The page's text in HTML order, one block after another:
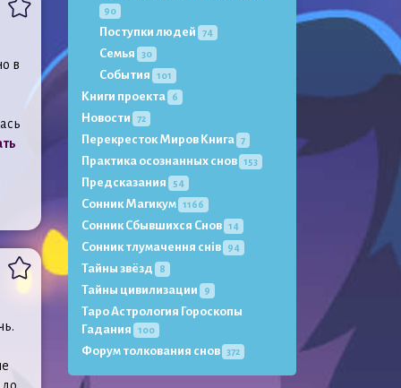
в
90
Поступки людей 74
Семья 30
События 101
Книги проекта 6
Новости 72
Перекресток Миров Книга 7
Практика осознанных снов 153
Предсказания 54
Сонник Магикум 1166
Сонник Сбывшихся Снов 14
Сонник тлумачення снів 94
Тайны звёзд 8
Тайны цивилизации 9
Таро Астрология Гороскопы
Гадания
100
Форум толкования снов 372